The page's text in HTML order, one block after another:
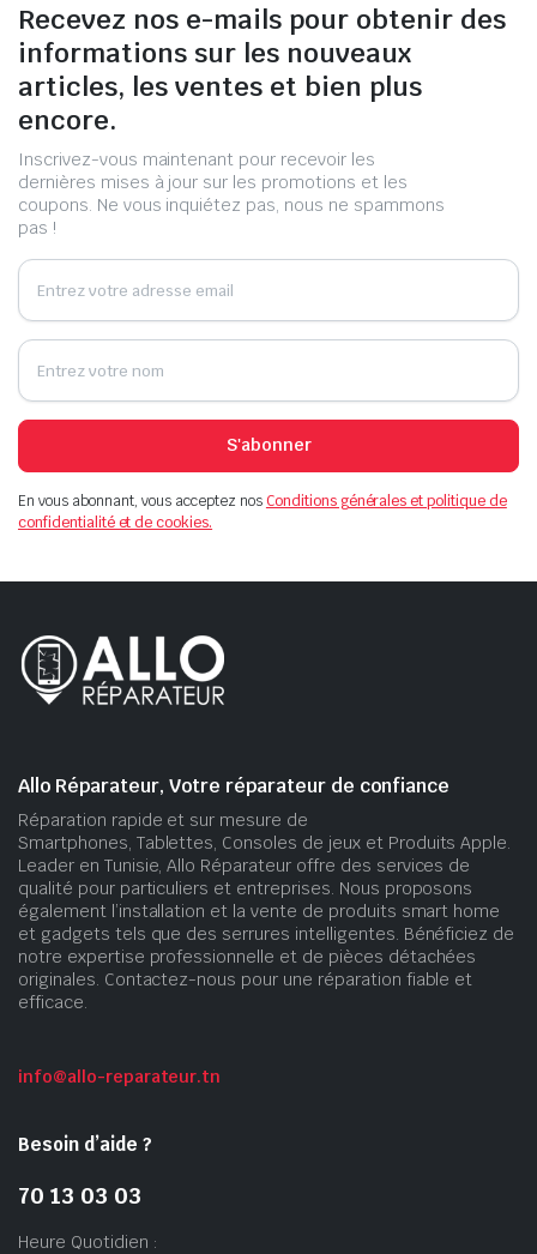
Recevez nos e-mails pour obtenir des
informations sur les nouveaux
articles, les ventes et bien plus
encore.
Inscrivez-vous maintenant pour recevoir les
dernières mises à jour sur les promotions et les
coupons. Ne vous inquiétez pas, nous ne spammons
pas !
S'abonner
En vous abonnant, vous acceptez nosConditions générales et politique de
confidentialité et de cookies.
Allo Réparateur, Votre réparateur de confiance
Réparation rapide et sur mesure de
Smartphones, Tablettes, Consoles de jeux et Produits Apple.
Leader en Tunisie, Allo Réparateur offre des services de
qualité pour particuliers et entreprises. Nous proposons
également l’installation et la vente de produits smart home
et gadgets tels que des serrures intelligentes. Bénéficiez de
notre expertise professionnelle et de pièces détachées
originales. Contactez-nous pour une réparation fiable et
efficace.
info@allo-reparateur.tn
Besoin d’aide ?
70 13 03 03
Heure Quotidien :